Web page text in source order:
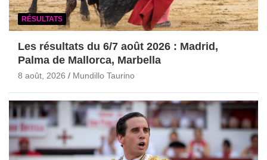
RÉSULTATS
Les résultats du 6/7 août 2026 : Madrid,
Palma de Mallorca, Marbella
8 août, 2026 Mundillo Taurino